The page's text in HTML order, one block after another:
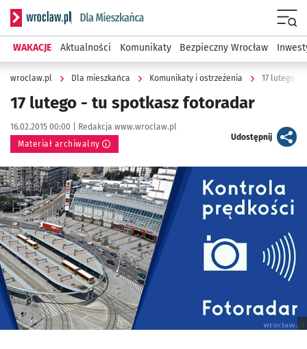
Serwis informacyjny wroclaw.pl podserwis: Dla mieszkańca
WAKACJE Aktualności Komunikaty Bezpieczny Wrocław
wroclaw.pl Dla mieszkańca Komunikaty i ostrzeżenia 17 lutego -
17 lutego - tu spotkasz fotoradar
Data publikacji:
16.02.2015 00:00 | Autor:
Redakcja www.wroclaw.pl
Materiał archiwalny
Udostępnijartykuł
Kliknij, aby powiększyć